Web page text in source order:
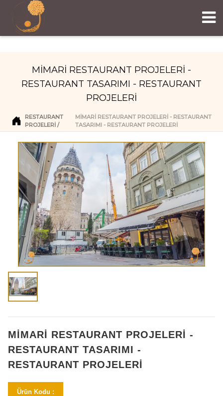
MİMARİ RESTAURANT PROJELERİ -
RESTAURANT TASARIMI - RESTAURANT
PROJELERİ
RESTAURANT
PROJELERI
MİMARİ RESTAURANT PROJELERİ - RESTAURANT
TASARIMI - RESTAURANT PROJELERİ
MİMARİ RESTAURANT PROJELERİ -
RESTAURANT TASARIMI -
RESTAURANT PROJELERİ
Ürün Kodu :